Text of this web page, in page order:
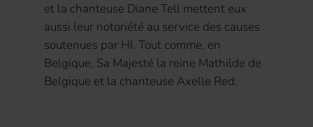
et la chanteuse Diane Tell mettent eux
aussi leur notoriété au service des causes
soutenues par HI. Tout comme, en
Belgique, Sa Majesté la reine Mathilde de
Belgique et la chanteuse Axelle Red.